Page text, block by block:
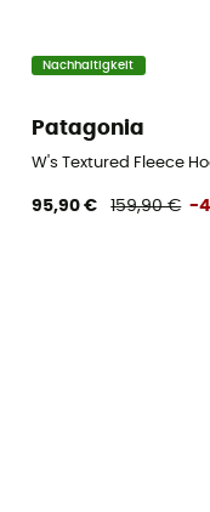
Nachhaltigkeit
Patagonia
W's Textured Fleece
95,90 € 159,90 € -